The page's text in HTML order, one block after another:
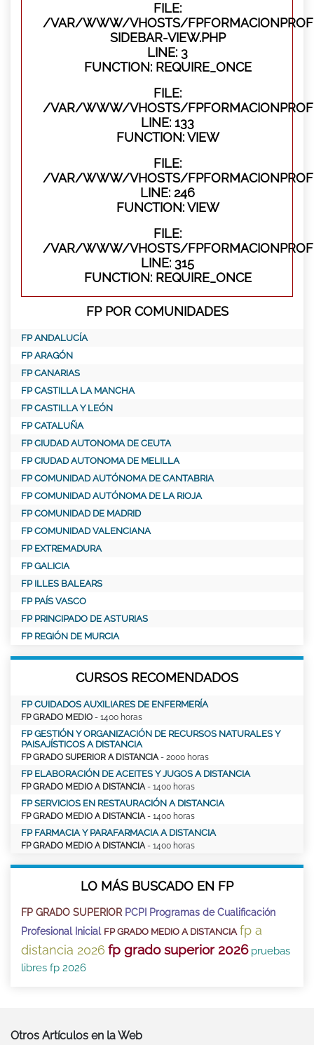
FILE:
/VAR/WWW/VHOSTS/
SIDEBAR-VIEW.PHP
LINE: 3
FUNCTION: REQUIRE_ONCE
FILE:
/VAR/WWW/VHOSTS/
LINE: 133
FUNCTION: VIEW
FILE:
/VAR/WWW/VHOSTS/
LINE: 246
FUNCTION: VIEW
FILE:
/VAR/WWW/VHOSTS/
LINE: 315
FUNCTION: REQUIRE_ONCE
FP POR COMUNIDADES
FP ANDALUCÍA
FP ARAGÓN
FP CANARIAS
FP CASTILLA LA MANCHA
FP CASTILLA Y LEÓN
FP CATALUÑA
FP CIUDAD AUTONOMA DE CEUTA
FP CIUDAD AUTONOMA DE MELILLA
FP COMUNIDAD AUTÓNOMA DE CANTABRIA
FP COMUNIDAD AUTÓNOMA DE LA RIOJA
FP COMUNIDAD DE MADRID
FP COMUNIDAD VALENCIANA
FP EXTREMADURA
FP GALICIA
FP ILLES BALEARS
FP PAÍS VASCO
FP PRINCIPADO DE ASTURIAS
FP REGIÓN DE MURCIA
CURSOS RECOMENDADOS
FP CUIDADOS AUXILIARES DE ENFERMERÍA
FP GRADO MEDIO - 1400 horas
FP GESTIÓN Y ORGANIZACIÓN DE RECURSOS NATURALES Y
PAISAJÍSTICOS A DISTANCIA
FP GRADO SUPERIOR A DISTANCIA- 2000 horas
FP ELABORACIÓN DE ACEITES Y JUGOS A DISTANCIA
FP GRADO MEDIO A DISTANCIA- 1400 horas
FP SERVICIOS EN RESTAURACIÓN A DISTANCIA
FP GRADO MEDIO A DISTANCIA- 1400 horas
FP FARMACIA Y PARAFARMACIA A DISTANCIA
FP GRADO MEDIO A DISTANCIA- 1400 horas
LO MÁS BUSCADO EN FP
FP GRADO SUPERIOR PCPI Programas de Cualificación
Profesional Inicial FP GRADO MEDIO A DISTANCIA fp a
distancia 2026 fp grado superior 2026 pruebas
libres fp 2026
Otros Artículos en la Web